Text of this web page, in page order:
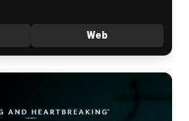
Web